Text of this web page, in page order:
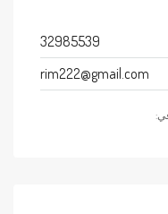
32985539
rim222@gmail.com